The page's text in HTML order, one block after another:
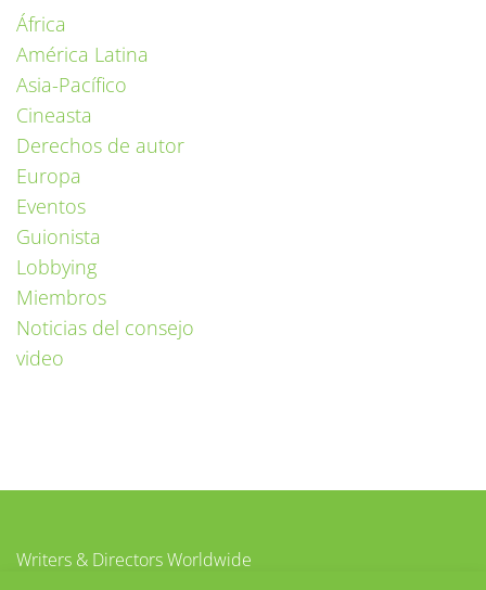
África
América Latina
Asia-Pacífico
Cineasta
Derechos de autor
Europa
Eventos
Guionista
Lobbying
Miembros
Noticias del consejo
video
Writers & Directors Worldwide